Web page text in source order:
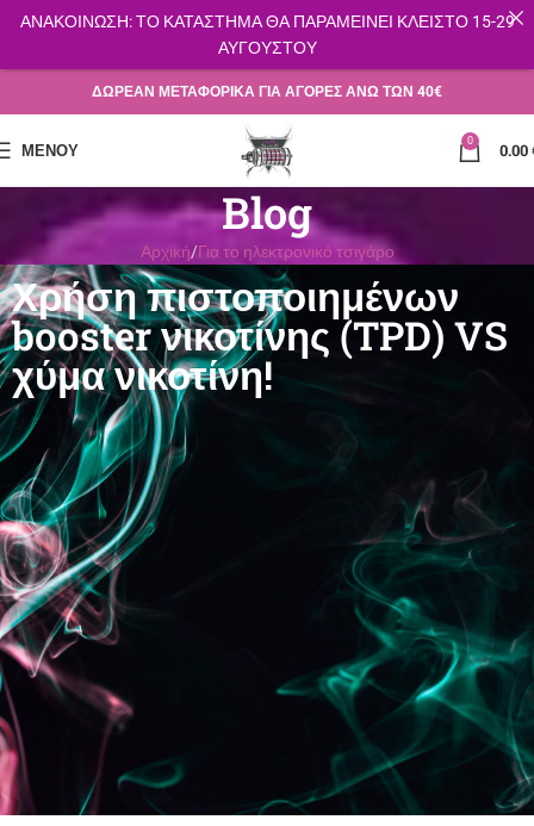
ΔΩΡΕΑΝ ΜΕΤΑΦΟΡΙΚΑ ΓΙΑ ΑΓΟΡΕΣ ΑΝΩ ΤΩΝ 40€
ΜΕΝΟΎ 0 0.00
Blog
Αρχική Για το ηλεκτρονικό τσιγάρο
Χρήση πιστοποιημένων
booster νικοτίνης (TPD) VS
χύμα νικοτίνη!
ΑΝΑΚΟΙΝΩΣΗ: ΤΟ ΚΑΤΑΣΤΗΜΑ ΘΑ ΠΑΡΑΜΕΙΝΕΙ ΚΛΕΙΣΤΟ 15-29
ΑΥΓΟΥΣΤΟΥ